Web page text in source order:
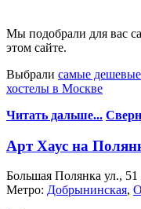
Мы подобрали для вас
этом сайте.
Выбрали самые
хостелы в Москве
Читать дальше...
Арт Хаус на
Большая Полянка ул.,
Метро: Добрынинская,